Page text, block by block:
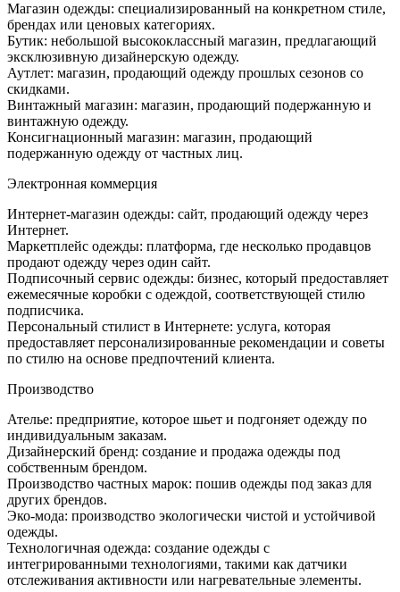
Магазин одежды: специализированный на конкретном стиле,
брендах или ценовых категориях.
Бутик: небольшой высококлассный магазин, предлагающий
эксклюзивную дизайнерскую одежду.
Аутлет: магазин, продающий одежду прошлых сезонов со
скидками.
Винтажный магазин: магазин, продающий подержанную и
винтажную одежду.
Консигнационный магазин: магазин, продающий
подержанную одежду от частных лиц.
Электронная коммерция
Интернет-магазин одежды: сайт, продающий одежду через
Интернет.
Маркетплейс одежды: платформа, где несколько продавцов
продают одежду через один сайт.
Подписочный сервис одежды: бизнес, который предоставляет
ежемесячные коробки с одеждой, соответствующей стилю
подписчика.
Персональный стилист в Интернете: услуга, которая
предоставляет персонализированные рекомендации и советы
по стилю на основе предпочтений клиента.
Производство
Ателье: предприятие, которое шьет и подгоняет одежду по
индивидуальным заказам.
Дизайнерский бренд: создание и продажа одежды под
собственным брендом.
Производство частных марок: пошив одежды под заказ для
других брендов.
Эко-мода: производство экологически чистой и устойчивой
одежды.
Технологичная одежда: создание одежды с
интегрированными технологиями, такими как датчики
отслеживания активности или нагревательные элементы.